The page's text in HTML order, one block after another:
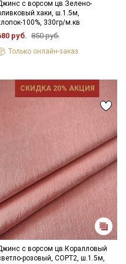
от оригинального цвета
монитора и в
с ворсом цв.Зелено-
хаки, ш.1.5м,
100%, 330гр/м.кв
руб. 850 руб.
Только онлайн-заказ
СКИДКА 20% АКЦИЯ
с ворсом цв.Коралловый
розовый, СОРТ2, ш.1.5м,
Купава